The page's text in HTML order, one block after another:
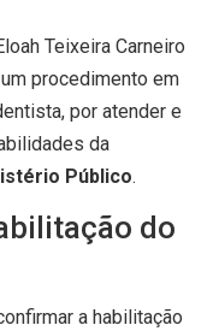
Teixeira Carneiro
procedimento em
por atender e
da
Público.
do
a habilitação